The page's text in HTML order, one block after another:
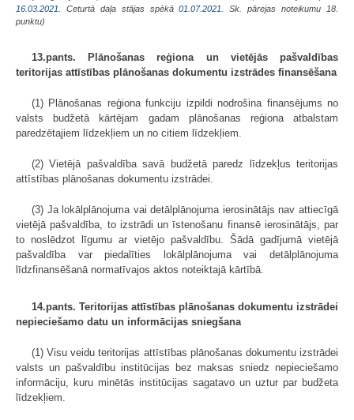
16.03.2021.
Ceturtā daļa stājas spēkā01.07.2021.
Sk. pārejas noteikumu 18.
punktu)
13.pants. Plānošanas reģiona un vietējās pašvaldības
teritorijas attīstības plānošanas dokumentu izstrādes finansēšana
(1) Plānošanas reģiona funkciju izpildi nodrošina finansējums no
valsts budžetā kārtējam gadam plānošanas reģiona atbalstam
paredzētajiem līdzekļiem un no citiem līdzekļiem.
(2) Vietējā pašvaldība savā budžetā paredz līdzekļus teritorijas
attīstības plānošanas dokumentu izstrādei.
(3) Ja lokālplānojuma vai detālplānojuma ierosinātājs nav attiecīgā
vietējā pašvaldība, to izstrādi un īstenošanu finansē ierosinātājs, par
to noslēdzot līgumu ar vietējo pašvaldību. Šādā gadījumā vietējā
pašvaldība var piedalīties lokālplānojuma vai detālplānojuma
līdzfinansēšanā normatīvajos aktos noteiktajā kārtībā.
14.pants. Teritorijas attīstības plānošanas dokumentu izstrādei
nepieciešamo datu un informācijas sniegšana
(1) Visu veidu teritorijas attīstības plānošanas dokumentu izstrādei
valsts un pašvaldību institūcijas bez maksas sniedz nepieciešamo
informāciju, kuru minētās institūcijas sagatavo un uztur par budžeta
līdzekļiem.